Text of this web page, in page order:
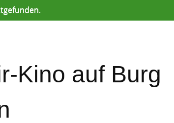
Kino auf Burg